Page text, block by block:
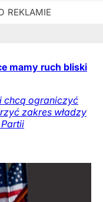
mamy ruch bliski
chcą ograniczyć
zakres władzy